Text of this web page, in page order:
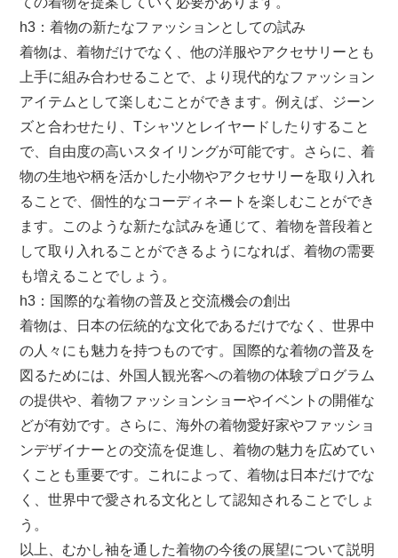
h3：着物の新たなファッションとしての試み
着物は、着物だけでなく、他の洋服やアクセサリーとも
上手に組み合わせることで、より現代的なファッション
アイテムとして楽しむことができます。例えば、ジーン
ズと合わせたり、Tシャツとレイヤードしたりすること
で、自由度の高いスタイリングが可能です。さらに、着
物の生地や柄を活かした小物やアクセサリーを取り入れ
ることで、個性的なコーディネートを楽しむことができ
ます。このような新たな試みを通じて、着物を普段着と
して取り入れることができるようになれば、着物の需要
も増えることでしょう。
h3：国際的な着物の普及と交流機会の創出
着物は、日本の伝統的な文化であるだけでなく、世界中
の人々にも魅力を持つものです。国際的な着物の普及を
図るためには、外国人観光客への着物の体験プログラム
の提供や、着物ファッションショーやイベントの開催な
どが有効です。さらに、海外の着物愛好家やファッショ
ンデザイナーとの交流を促進し、着物の魅力を広めてい
くことも重要です。これによって、着物は日本だけでな
く、世界中で愛される文化として認知されることでしょ
う。
以上、むかし袖を通した着物の今後の展望について説明